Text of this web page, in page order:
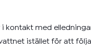
kontakt med
istället för att följa